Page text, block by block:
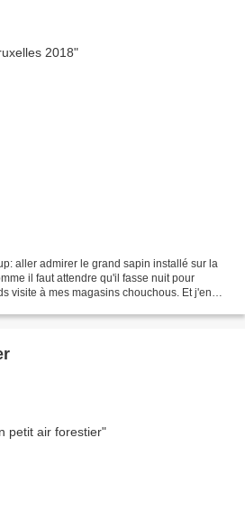
aller admirer le grand sapin installé sur la
il faut attendre qu'il fasse nuit pour
visite à mes magasins chouchous. Et j'en